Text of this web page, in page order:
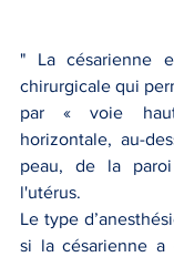
" La césarienne
chirurgicale qui
par « voie
horizontale, au-
peau, de la
l'utérus.
Le type d’
si la césarienne a